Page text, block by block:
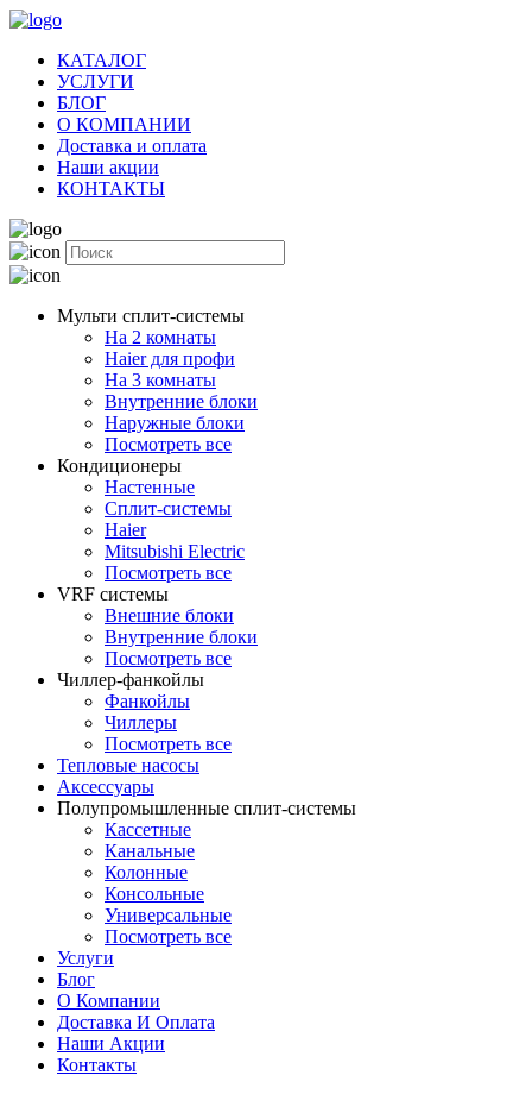
КАТАЛОГ
УСЛУГИ
БЛОГ
О КОМПАНИИ
Доставка и оплата
Наши акции
КОНТАКТЫ
Мульти сплит-системы
На 2 комнаты
Haier для профи
На 3 комнаты
Внутренние блоки
Наружные блоки
Посмотреть все
Кондиционеры
Настенные
Сплит-системы
Haier
Mitsubishi Electric
Посмотреть все
VRF системы
Внешние блоки
Внутренние блоки
Посмотреть все
Чиллер-фанкойлы
Фанкойлы
Чиллеры
Посмотреть все
Тепловые насосы
Аксессуары
Полупромышленные сплит-системы
Кассетные
Канальные
Колонные
Консольные
Универсальные
Посмотреть все
Услуги
Блог
О Компании
Доставка И Оплата
Наши Акции
Контакты